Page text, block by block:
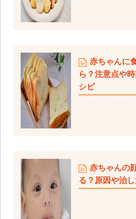
赤ちゃんに
ら？注意点や
シピ
赤ちゃんの
る？原因や治